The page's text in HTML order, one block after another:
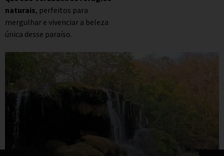
naturais, perfeitos para
mergulhar e vivenciar a beleza
única desse paraíso.